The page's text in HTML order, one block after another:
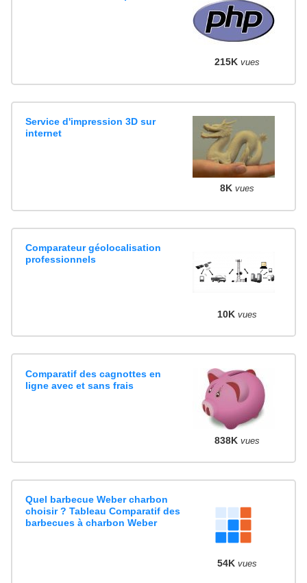
215K vues
Service d'impression 3D sur
internet
8K vues
Comparateur géolocalisation
professionnels
10K vues
Comparatif des cagnottes en
ligne avec et sans frais
838K vues
Quel barbecue Weber charbon
choisir ? Tableau Comparatif des
barbecues à charbon Weber
54K vues